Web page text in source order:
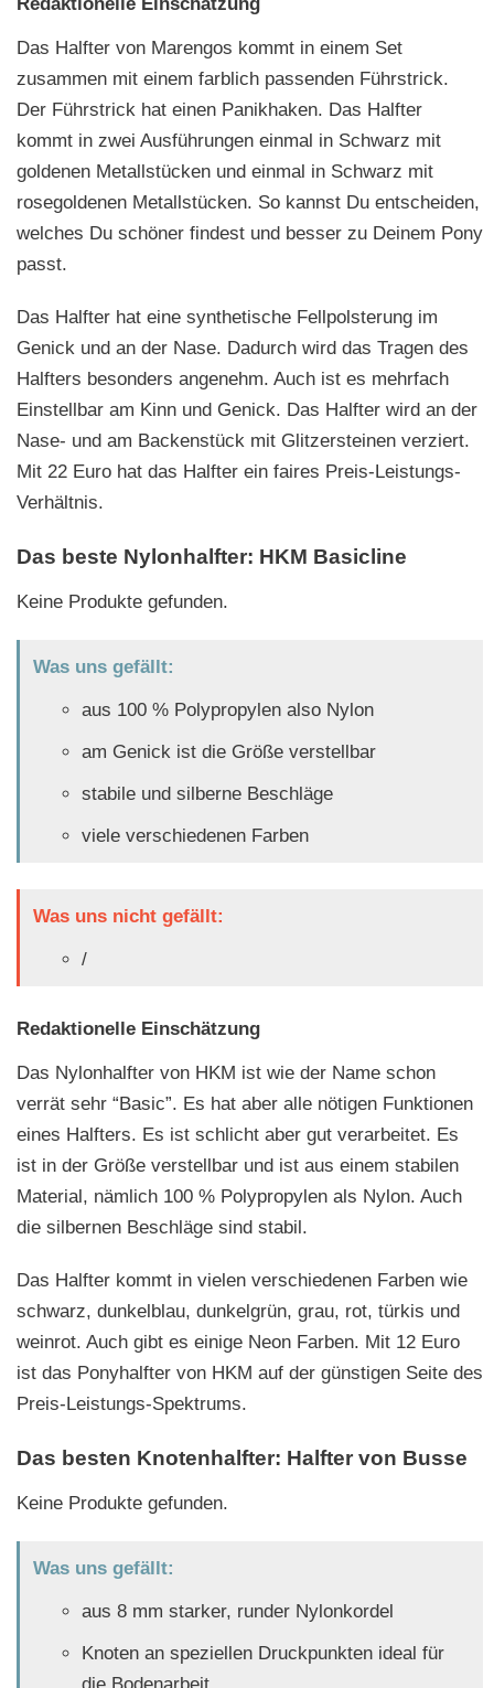
Das Halfter von Marengos kommt in einem Set
zusammen mit einem farblich passenden Führstrick.
Der Führstrick hat einen Panikhaken. Das Halfter
kommt in zwei Ausführungen einmal in Schwarz mit
goldenen Metallstücken und einmal in Schwarz mit
rosegoldenen Metallstücken. So kannst Du entscheiden,
welches Du schöner findest und besser zu Deinem Pony
passt.
Das Halfter hat eine synthetische Fellpolsterung im
Genick und an der Nase. Dadurch wird das Tragen des
Halfters besonders angenehm. Auch ist es mehrfach
Einstellbar am Kinn und Genick. Das Halfter wird an der
Nase- und am Backenstück mit Glitzersteinen verziert.
Mit 22 Euro hat das Halfter ein faires Preis-Leistungs-
Verhältnis.
Das beste Nylonhalfter: HKM Basicline
Keine Produkte gefunden.
Was uns gefällt:
aus 100 % Polypropylen also Nylon
am Genick ist die Größe verstellbar
stabile und silberne Beschläge
viele verschiedenen Farben
Was uns nicht gefällt:
/
Redaktionelle Einschätzung
Das Nylonhalfter von HKM ist wie der Name schon
verrät sehr “Basic”. Es hat aber alle nötigen Funktionen
eines Halfters. Es ist schlicht aber gut verarbeitet. Es
ist in der Größe verstellbar und ist aus einem stabilen
Material, nämlich 100 % Polypropylen als Nylon. Auch
die silbernen Beschläge sind stabil.
Das Halfter kommt in vielen verschiedenen Farben wie
schwarz, dunkelblau, dunkelgrün, grau, rot, türkis und
weinrot. Auch gibt es einige Neon Farben. Mit 12 Euro
ist das Ponyhalfter von HKM auf der günstigen Seite des
Preis-Leistungs-Spektrums.
Das besten Knotenhalfter: Halfter von Busse
Keine Produkte gefunden.
Was uns gefällt:
aus 8 mm starker, runder Nylonkordel
Knoten an speziellen Druckpunkten ideal für